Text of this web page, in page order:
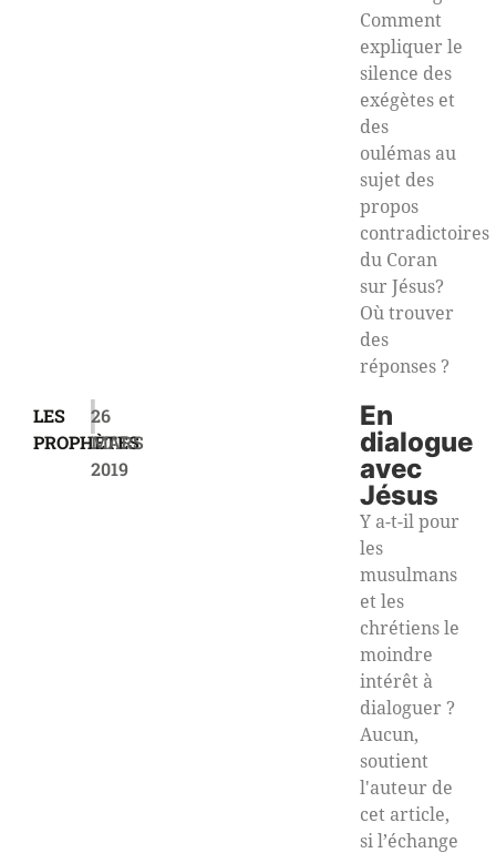
Comment
expliquer le
silence des
exégètes et
des
oulémas au
sujet des
propos
contradictoires
du Coran
sur Jésus?
Où trouver
des
réponses ?
LES
PROPHÈTES
|
26
MARS
2019
En
dialogue
avec
Jésus
Y a-t-il pour
les
musulmans
et les
chrétiens le
moindre
intérêt à
dialoguer ?
Aucun,
soutient
l'auteur de
cet article,
si l’échange